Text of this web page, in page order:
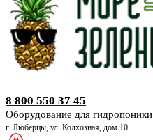
8 800 550 37 45
Оборудование для гидропоники
г. Люберцы, ул. Колхозная, дом 10